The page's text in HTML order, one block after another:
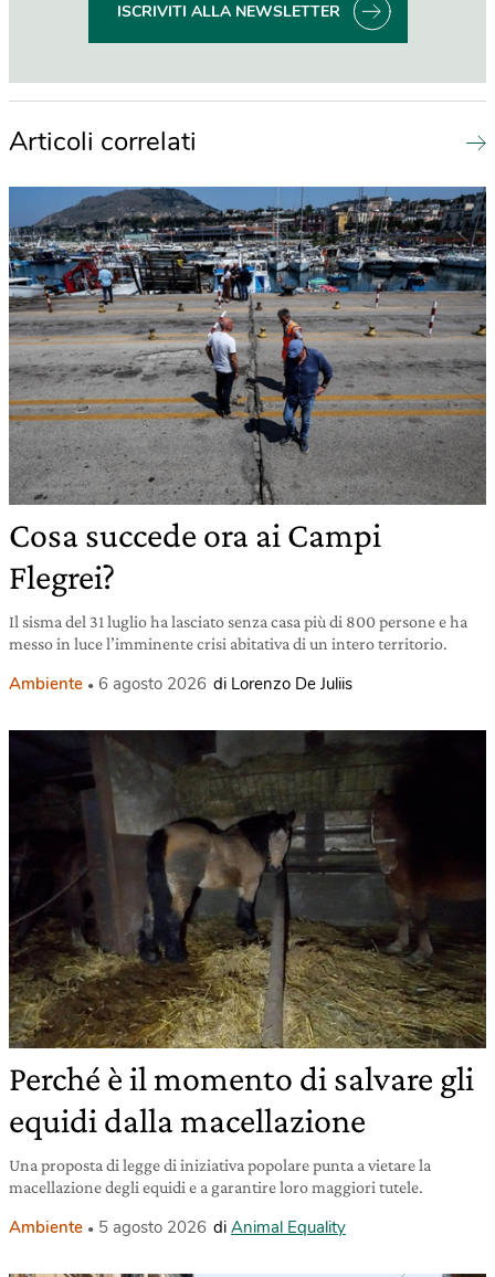
ISCRIVITI ALLA NEWSLETTER
Articoli correlati
Cosa succede ora ai Campi
Flegrei?
Il sisma del 31 luglio ha lasciato senza casa più di 800 persone e ha
messo in luce l’imminente crisi abitativa di un intero territorio.
Ambiente 6 agosto 2026 di Lorenzo De Juliis
Perché è il momento di salvare gli
equidi dalla macellazione
Una proposta di legge di iniziativa popolare punta a vietare la
macellazione degli equidi e a garantire loro maggiori tutele.
Ambiente 5 agosto 2026 di Animal Equality